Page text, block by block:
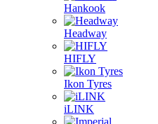
Hankook
Headway
HIFLY
Ikon Tyres
iLINK